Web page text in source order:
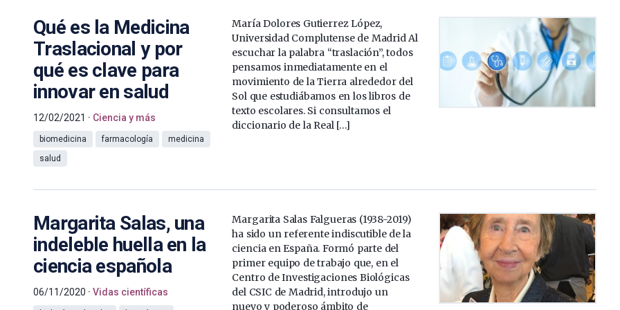
Qué es la Medicina
Traslacional y por
qué es clave para
innovar en salud
12/02/2021 Ciencia y más
biomedicina farmacología
medicina
salud
María Dolores Gutierrez López,
Universidad Complutense de Madrid Al
escuchar la palabra “traslación”, todos
pensamos inmediatamente en el
movimiento de la Tierra alrededor del
Sol que estudiábamos en los libros de
texto escolares. Si consultamos el
diccionario de la Real […]
Margarita Salas, una
indeleble huella en la
ciencia española
06/11/2020 Vidas científicas
Margarita Salas Falgueras (1938-2019)
ha sido un referente indiscutible de la
ciencia en España. Formó parte del
primer equipo de trabajo que, en el
Centro de Investigaciones Biológicas
del CSIC de Madrid, introdujo un
nuevo y poderoso ámbito de